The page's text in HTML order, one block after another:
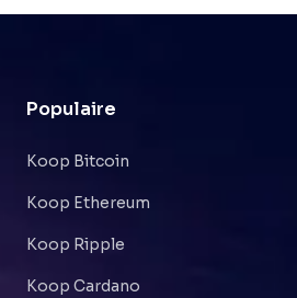
Populaire
Koop Bitcoin
Koop Ethereum
Koop Ripple
Koop Cardano